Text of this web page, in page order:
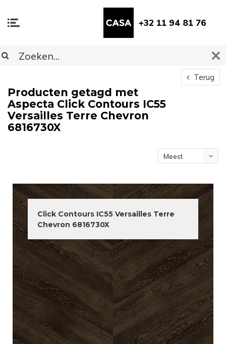
+32 11 94 81 76
Terug
Producten getagd met
Aspecta Click Contours IC55
Versailles Terre Chevron
6816730X
Meest
Click Contours IC55 Versailles Terre
Chevron 6816730X